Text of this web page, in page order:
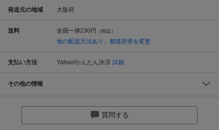
発送元の地域 大阪府
送料 全国一律230円 （税込）
他の配送方法あり、都道府県を変更
支払い方法 Yahoo!かんたん決済 詳細
その他の情報
質問する